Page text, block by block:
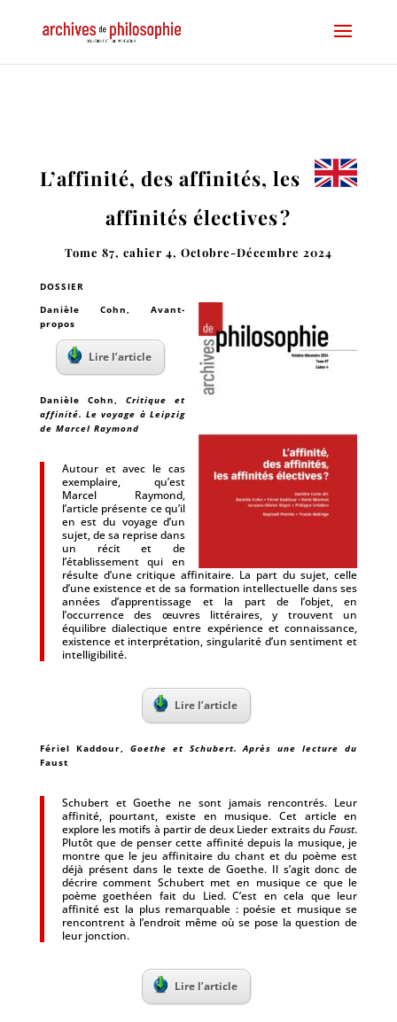
L’affinité, des affinités, les
affinités électives ?
Tome 87, cahier 4, Octobre-Décembre 2024
DOSSIER
Danièle Cohn, Avant-
propos
Lire l’article
Danièle Cohn,Critique et
affinité. Le voyage à Leipzig
de Marcel Raymond
Autour et avec le cas
exemplaire, qu’est
Marcel Raymond,
l’article présente ce qu’il
en est du voyage d’un
sujet, de sa reprise dans
un récit et de
l’établissement qui en
résulte d’une critique affinitaire. La part du sujet, celle
d’une existence et de sa formation intellectuelle dans ses
années d’apprentissage et la part de l’objet, en
l’occurrence des œuvres littéraires, y trouvent un
équilibre dialectique entre expérience et connaissance,
existence et interprétation, singularité d’un sentiment et
intelligibilité.
Lire l’article
Fériel Kaddour, Goethe et Schubert. Après une lecture du
Faust
Schubert et Goethe ne sont jamais rencontrés. Leur
affinité, pourtant, existe en musique. Cet article en
explore les motifs à partir de deux Lieder extraits duFaust.
Plutôt que de penser cette affinité depuis la musique, je
montre que le jeu affinitaire du chant et du poème est
déjà présent dans le texte de Goethe. Il s’agit donc de
décrire comment Schubert met en musique ce que le
poème goethéen fait du Lied. C’est en cela que leur
affinité est la plus remarquable : poésie et musique se
rencontrent à l’endroit même où se pose la question de
leur jonction.
Lire l’article